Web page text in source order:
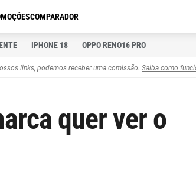
COMPARADOR
IPHONE 18 OPPO RENO16 PRO
links, podemos receber uma comissão. Saiba como
quer ver o